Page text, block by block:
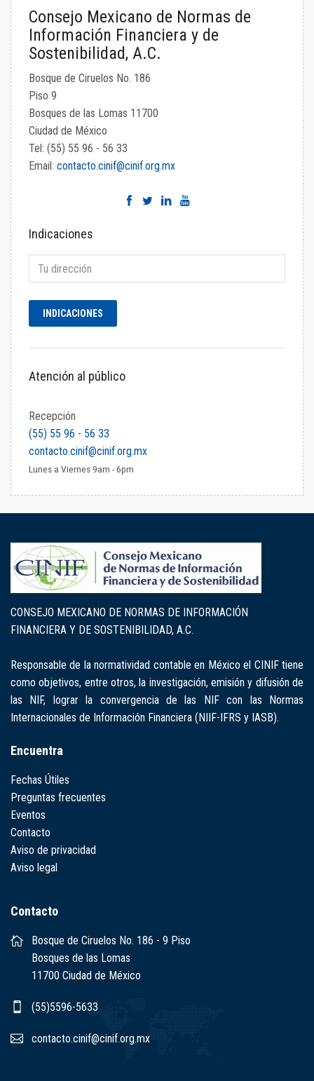
Consejo Mexicano de Normas de
Información Financiera y de
Sostenibilidad, A.C.
Bosque de Ciruelos No. 186
Piso 9
Bosques de las Lomas 11700
Ciudad de México
Tel: (55) 55 96 - 56 33
Email: contacto.cinif@cinif.org.mx
Indicaciones
Atención al público
Recepción
(55) 55 96 - 56 33
contacto.cinif@cinif.org.mx
Lunes a Viernes 9am - 6pm
CONSEJO MEXICANO DE NORMAS DE INFORMACIÓN
FINANCIERA Y DE SOSTENIBILIDAD, A.C.
Responsable de la normatividad contable en México el CINIF tiene
como objetivos, entre otros, la investigación, emisión y difusión de
las NIF, lograr la convergencia de las NIF con las Normas
Internacionales de Información Financiera (NIIF-IFRS y IASB).
Encuentra
Fechas Útiles
Preguntas frecuentes
Eventos
Contacto
Aviso de privacidad
Aviso legal
Contacto
Bosque de Ciruelos No. 186 - 9 Piso
Bosques de las Lomas
11700 Ciudad de México
(55)5596-5633
contacto.cinif@cinif.org.mx